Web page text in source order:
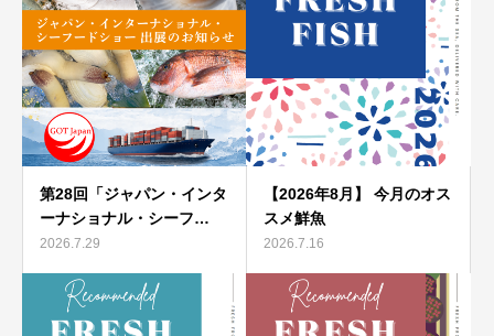
第28回「ジャパン・インタ
ーナショナル・シーフ…
2026.7.29
【2026年8月】 今月のオス
スメ鮮魚
2026.7.16